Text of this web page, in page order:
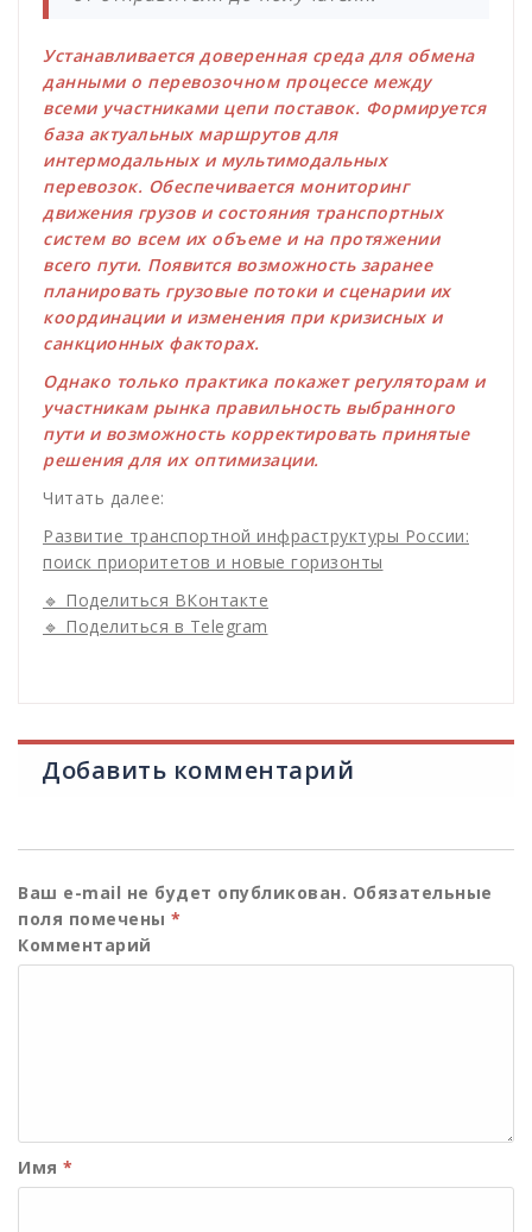
Устанавливается доверенная среда для обмена
данными о перевозочном процессе между
всеми участниками цепи поставок. Формируется
база актуальных маршрутов для
интермодальных и мультимодальных
перевозок. Обеспечивается мониторинг
движения грузов и состояния транспортных
систем во всем их объеме и на протяжении
всего пути. Появится возможность заранее
планировать грузовые потоки и сценарии их
координации и изменения при кризисных и
санкционных факторах.
Однако только практика покажет регуляторам и
участникам рынка правильность выбранного
пути и возможность корректировать принятые
решения для их оптимизации.
Читать далее:
Развитие транспортной инфраструктуры России:
поиск приоритетов и новые горизонты
🔹 Поделиться ВКонтакте
🔹 Поделиться в Telegram
Добавить комментарий
Ваш e-mail не будет опубликован. Обязательные
поля помечены *
Комментарий
Имя *